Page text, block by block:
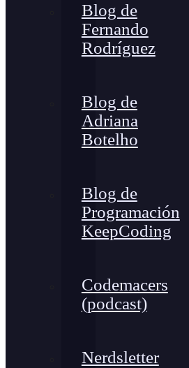
Blog de
Fernando
Rodríguez
Blog de
Adriana
Botelho
Blog de
Programación
KeepCoding
Codemacers
(podcast)
Nerdsletter